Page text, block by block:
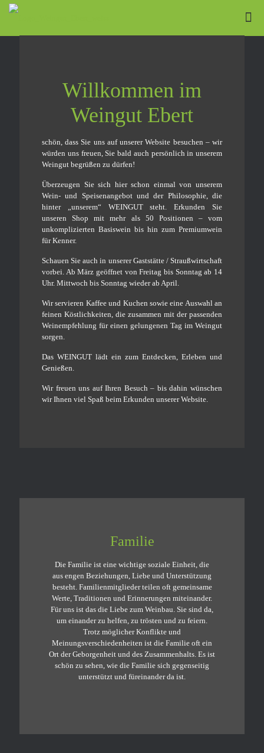
Willkommen im
Weingut Ebert
schön, dass Sie uns auf unserer Website besuchen – wir
würden uns freuen, Sie bald auch persönlich in unserem
Weingut begrüßen zu dürfen!
Überzeugen Sie sich hier schon einmal von unserem
Wein- und Speisenangebot und der Philosophie, die
hinter „unserem“ WEINGUT steht. Erkunden Sie
unseren Shop mit mehr als 50 Positionen – vom
unkomplizierten Basiswein bis hin zum Premiumwein
für Kenner.
Schauen Sie auch in unserer Gaststätte / Straußwirtschaft
vorbei. Ab März geöffnet von Freitag bis Sonntag ab 14
Uhr. Mittwoch bis Sonntag wieder ab April.
Wir servieren Kaffee und Kuchen sowie eine Auswahl an
feinen Köstlichkeiten, die zusammen mit der passenden
Weinempfehlung für einen gelungenen Tag im Weingut
sorgen.
Das WEINGUT lädt ein zum Entdecken, Erleben und
Genießen.
Wir freuen uns auf Ihren Besuch – bis dahin wünschen
wir Ihnen viel Spaß beim Erkunden unserer Website.
Familie
Die Familie ist eine wichtige soziale Einheit, die
aus engen Beziehungen, Liebe und Unterstützung
besteht. Familienmitglieder teilen oft gemeinsame
Werte, Traditionen und Erinnerungen miteinander.
Für uns ist das die Liebe zum Weinbau. Sie sind da,
um einander zu helfen, zu trösten und zu feiern.
Trotz möglicher Konflikte und
Meinungsverschiedenheiten ist die Familie oft ein
Ort der Geborgenheit und des Zusammenhalts. Es ist
schön zu sehen, wie die Familie sich gegenseitig
unterstützt und füreinander da ist.